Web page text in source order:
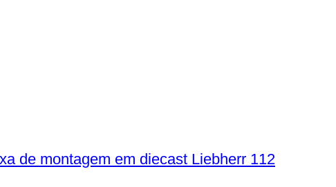
de montagem em diecast Liebherr 112